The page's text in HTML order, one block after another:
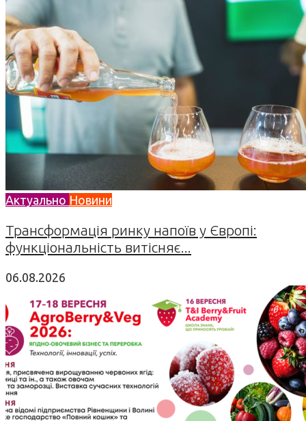
Актуально Новини
Трансформація ринку напоїв у Європі:
функціональність витісняє...
06.08.2026